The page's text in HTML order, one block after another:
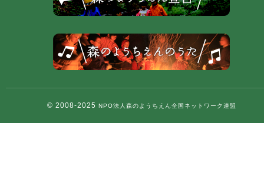
© 2008-2025 NPO法人森のようちえん全国ネットワーク連盟